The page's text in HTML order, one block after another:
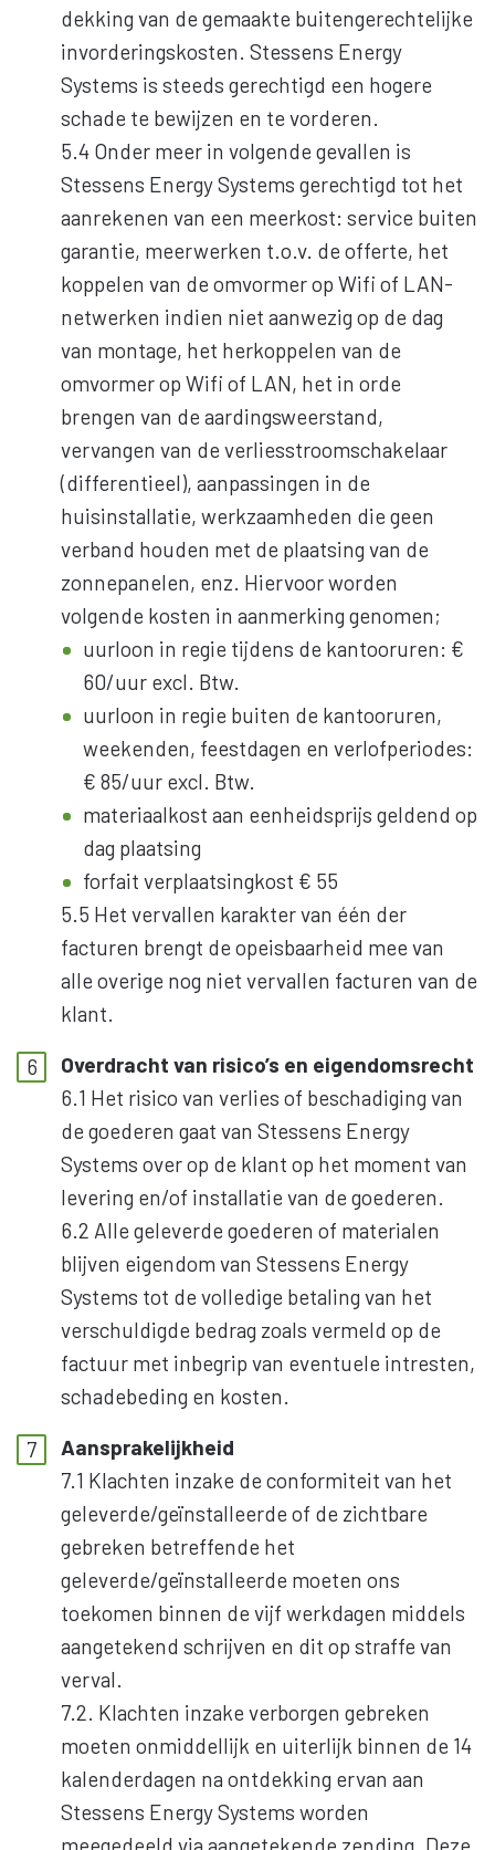
dekking van de gemaakte buitengerechtelijke
invorderingskosten. Stessens Energy
Systems is steeds gerechtigd een hogere
schade te bewijzen en te vorderen.
5.4 Onder meer in volgende gevallen is
Stessens Energy Systems gerechtigd tot het
aanrekenen van een meerkost: service buiten
garantie, meerwerken t.o.v. de offerte, het
koppelen van de omvormer op Wifi of LAN-
netwerken indien niet aanwezig op de dag
van montage, het herkoppelen van de
omvormer op Wifi of LAN, het in orde
brengen van de aardingsweerstand,
vervangen van de verliesstroomschakelaar
(differentieel), aanpassingen in de
huisinstallatie, werkzaamheden die geen
verband houden met de plaatsing van de
zonnepanelen, enz. Hiervoor worden
volgende kosten in aanmerking genomen;
uurloon in regie tijdens de kantooruren: €
60/uur excl. Btw.
uurloon in regie buiten de kantooruren,
weekenden, feestdagen en verlofperiodes:
€ 85/uur excl. Btw.
materiaalkost aan eenheidsprijs geldend op
dag plaatsing
forfait verplaatsingkost € 55
5.5 Het vervallen karakter van één der
facturen brengt de opeisbaarheid mee van
alle overige nog niet vervallen facturen van de
klant.
Overdracht van risico’s en eigendomsrecht
6.1 Het risico van verlies of beschadiging van
de goederen gaat van Stessens Energy
Systems over op de klant op het moment van
levering en/of installatie van de goederen.
6.2 Alle geleverde goederen of materialen
blijven eigendom van Stessens Energy
Systems tot de volledige betaling van het
verschuldigde bedrag zoals vermeld op de
factuur met inbegrip van eventuele intresten,
schadebeding en kosten.
Aansprakelijkheid
7.1 Klachten inzake de conformiteit van het
geleverde/geïnstalleerde of de zichtbare
gebreken betreffende het
geleverde/geïnstalleerde moeten ons
toekomen binnen de vijf werkdagen middels
aangetekend schrijven en dit op straffe van
verval.
7.2. Klachten inzake verborgen gebreken
moeten onmiddellijk en uiterlijk binnen de 14
kalenderdagen na ontdekking ervan aan
Stessens Energy Systems worden